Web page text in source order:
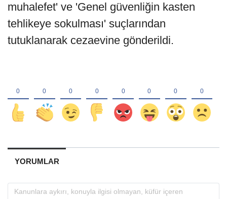
muhalefet' ve 'Genel güvenliğin kasten
tehlikeye sokulması' suçlarından
tutuklanarak cezaevine gönderildi.
YORUMLAR